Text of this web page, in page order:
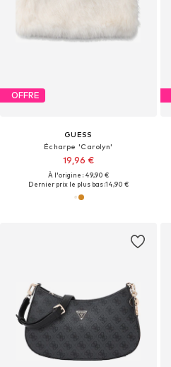
OFFRE
GUESS
Écharpe 'Carolyn'
19,96 €
À l'origine : 49,90 €
Dernier prix le plus bas :14,90 €